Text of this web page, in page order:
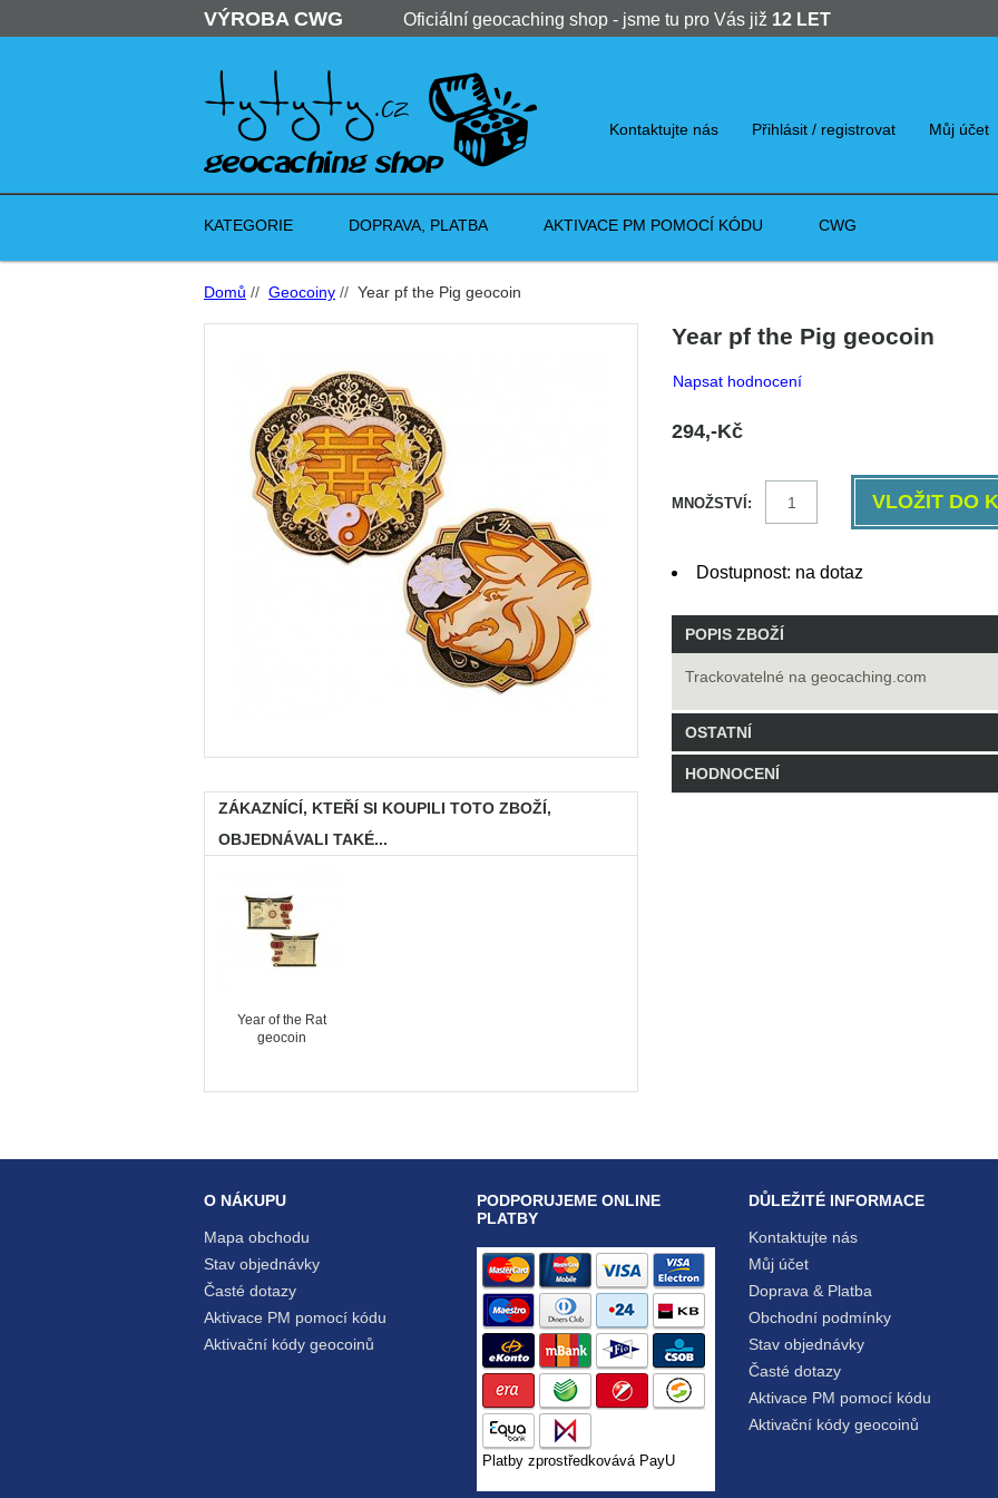
VÝROBA CWG Oficiální geocaching shop - jsme tu pro Vás již 12 LET
Kontaktujte nás Přihlásit / registrovat Můj účet
KATEGORIE DOPRAVA, PLATBA AKTIVACE PM POMOCÍ KÓDU CWG
Domů // Geocoiny // Year pf the Pig geocoin
ZÁKAZNÍCÍ, KTEŘÍ SI KOUPILI TOTO ZBOŽÍ,
OBJEDNÁVALI TAKÉ...
Year of the Rat
geocoin
Year pf the Pig geocoin
Napsat hodnocení
294,-Kč
MNOŽSTVÍ:
Dostupnost: na dotaz
POPIS ZBOŽÍ
Trackovatelné na geocaching.com
OSTATNÍ
Kód: GCYEARPIG
HODNOCENÍ
O NÁKUPU
Mapa obchodu
Stav objednávky
Časté dotazy
Aktivace PM pomocí kódu
Aktivační kódy geocoinů
PODPORUJEME ONLINE
PLATBY
Platby zprostředkovává PayU
DŮLEŽITÉ INFORMACE
Kontaktujte nás
Můj účet
Doprava & Platba
Obchodní podmínky
Stav objednávky
Časté dotazy
Aktivace PM pomocí kódu
Aktivační kódy geocoinů